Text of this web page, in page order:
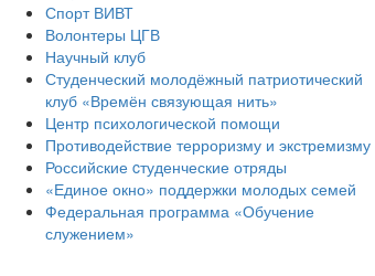
Спорт ВИВТ
Волонтеры ЦГВ
Научный клуб
Студенческий молодёжный патриотический
клуб «Времён связующая нить»
Центр психологической помощи
Противодействие терроризму и экстремизму
Российские cтуденческие отряды
«Единое окно» поддержки молодых семей
Федеральная программа «Обучение
служением»